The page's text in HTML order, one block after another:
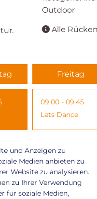
Outdoor
Alle
Freitag
09:00 - 09:45
Lets Dance
10:00 - 10:45
Rückenfit
10:00 - 10:45
und Anzeigen zu
Medien anbieten zu
Website zu analysieren.
zu Ihrer Verwendung
für soziale Medien,